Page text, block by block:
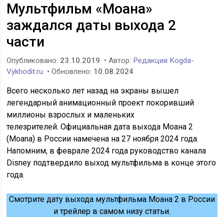
Мультфильм «Моана»
заждался даты выхода 2
части
Опубликовано: 23.10.2019 • Автор: Редакция Kogda-
Vykhodit.ru • Обновлено: 10.08.2024
Всего несколько лет назад на экраны вышел
легендарный анимационный проект покоривший
миллионы взрослых и маленьких
телезрителей. Официальная дата выхода Моана 2
(Moana) в России намечена на 27 ноября 2024 года.
Напомним, в феврале 2024 года руководство канала
Disney подтвердило выход мультфильма в конце этого
года.
Смотрите дату выхода мультфильма Моана 2 в России
и трейлер в самом низу статьи.